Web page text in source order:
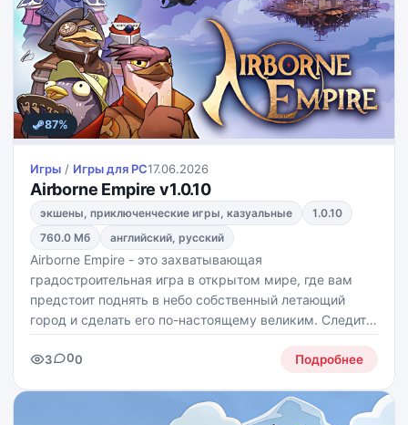
87%
Игры / Игры для PС17.06.2026
Airborne Empire v1.0.10
экшены, приключенческие игры, казуальные
1.0.10
760.0 Мб
английский, русский
Airborne Empire - это захватывающая
градостроительная игра в открытом мире, где вам
предстоит поднять в небо собственный летающий
город и сделать его по-настоящему великим. Следите
за балансом подъёмной силы, тяги и равновесия,
развивайте инфраструктуру, заботьтесь о жителях и
3 00 Подробнее